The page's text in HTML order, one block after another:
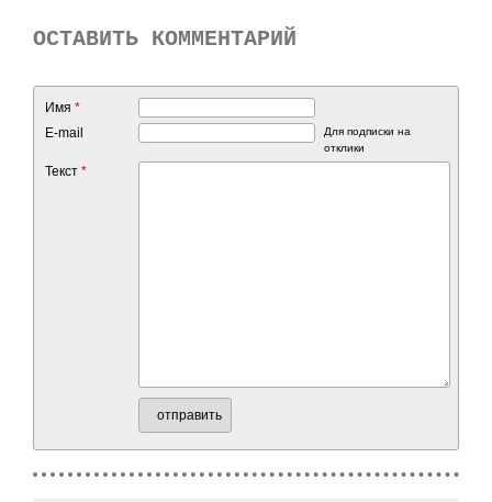
ОСТАВИТЬ КОММЕНТАРИЙ
Имя *
E-mail
Для подписки на
отклики
Текст *
отправить